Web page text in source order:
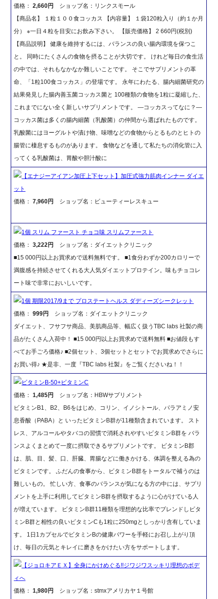
価格：2,660円
ショップ名：リンクスモール
【商品名】 １粒１００食コッカス 【内容量】 １袋120粒入り（約１か月
分） ※一日４粒を目安にお飲み下さい。 【販売価格】 2 660円(税別)
【商品説明】 健康を維持するには、バランスの良い腸内環境を保つこ
と。 同時にたくさんの食物を摂ることが大切です。 けれど毎日の食生活
の中では、それもなかなか難しいことです。 そこでサプリメントの革
命、「1粒100食コッカス」の登場です。 永年にわたる、腸内細菌研究の
結果発見した腸内善玉菌コッカス菌と 100種類の食物を1粒に凝縮した、
これまでにない全く新しいサプリメントです。 ―コッカスってなに？―
コッカス菌は多くの腸内細菌（乳酸菌）の仲間から選ばれたものです。
乳酸菌にはヨーグルトや漬け物、味噌などの食物からとるものとヒトの
腸管に棲息するものがあります。 食物などを通して私たちの消化管に入
ってくる乳酸菌は、胃酸や胆汁酸に
【エナジーアイアン加圧上下セット】加圧式強力筋肉インナー ダイエ
ット
価格：7,960円 ショップ名：ビューティーレスキュー
1個 スリム ファースト チョコ味 スリムファースト
価格：3,222円
ショップ名：ダイエットクリニック
■15 000円以上お買求めで送料無料です。 ■1食分わずか200カロリーで
満腹感を持続させてくれる大人気ダイエットプロテイン。味もチョコレ
ート味で非常においしいです。
1個 期限2017/9まで プロステートヘルス ダディーズシークレット
価格：999円
ショップ名：ダイエットクリニック
ダイエット、フサフサ商品、美肌商品等、幅広く扱うTBC labs 社製の商
品がたくさん入荷中！ ■15 000円以上お買求めで送料無料 ■お値段もす
べてお手ごろ価格♪ ■2個セット、3個セットとセットでお買求めでさらに
お買い得♪ ★是非、一度『TBC labs 社製』をご覧くださいね！！
ビタミンB-50+ビタミンC
価格：1,485円
ショップ名：HBWサプリメント
ビタミンB1、B2、B6をはじめ、コリン、イノシトール、パラアミノ安
息香酸（PABA）と いったビタミンB群が11種類含まれています。 スト
レス、アルコールやタバコの習慣で消耗されやすいビタミンB群を バラ
ンスよくまとめて一度に摂取できるサプリメントです。 ビタミンB郡
は、肌、目、髪、口、肝臓、胃腸などに働きかける、体調を整える為の
ビタミンです。 ふだんの食事から、ビタミンB群をトータルで補うのは
難しいもの。 忙しい方、食事のバランスが気になる方の中には、サプリ
メントを上手に利用してビタミンB群を摂取するように心がけている人
が増えています。 ビタミンB群11種類を理想的な比率でブレンドしビタ
ミンB群と相性の良いビタミンCも1粒に250mgとしっかり含有していま
す。 1日1カプセルでビタミンBの健康パワーを手軽にお召し上がり頂
け、毎日の元気とキレイに磨きをかけたい方をサポートします。
【ジョロキアＥＸ】全身にかけめぐる!!ジワジワスッキリ理想のボデ
ィへ
価格：1,980円 ショップ名：stmxアメリカヤ１号館